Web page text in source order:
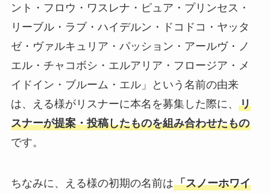
ント・フロウ・ワスレナ・ピュア・プリンセス・
リーブル・ラブ・ハイデルン・ドコドコ・ヤッタ
ゼ・ヴァルキュリア・パッション・アールヴ・ノ
エル・チャコボシ・エルアリア・フロージア・メ
イドイン・ブルーム・エル」という名前の由来
は、える様がリスナーに本名を募集した際に、 リ
スナーが提案・投稿したものを組み合わせたもの
です。
ちなみに、える様の初期の名前は「スノーホワイ